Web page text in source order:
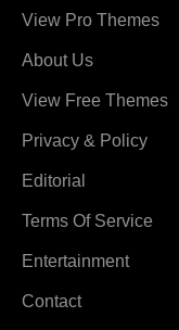
View Pro Themes
About Us
View Free Themes
Privacy & Policy
Editorial
Terms Of Service
Entertainment
Contact